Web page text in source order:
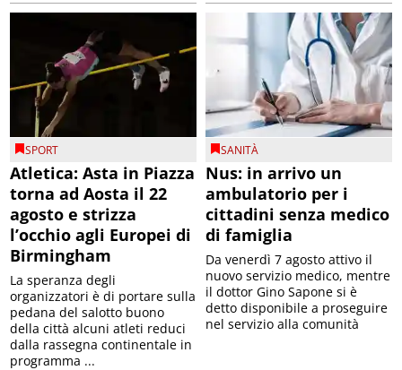
SPORT
Atletica: Asta in Piazza
torna ad Aosta il 22
agosto e strizza
l’occhio agli Europei di
Birmingham
La speranza degli
organizzatori è di portare sulla
pedana del salotto buono
della città alcuni atleti reduci
dalla rassegna continentale in
programma ...
SANITÀ
Nus: in arrivo un
ambulatorio per i
cittadini senza medico
di famiglia
Da venerdì 7 agosto attivo il
nuovo servizio medico, mentre
il dottor Gino Sapone si è
detto disponibile a proseguire
nel servizio alla comunità